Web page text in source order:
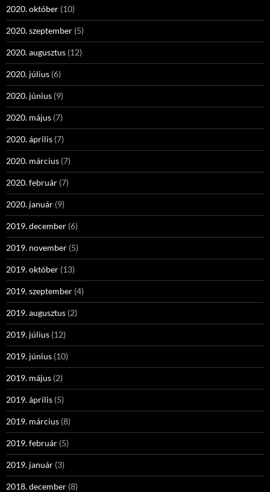
2020. október (10)
2020. szeptember (5)
2020. augusztus (12)
2020. július (6)
2020. június (9)
2020. május (7)
2020. április (7)
2020. március (7)
2020. február (7)
2020. január (9)
2019. december (6)
2019. november (5)
2019. október (13)
2019. szeptember (4)
2019. augusztus (2)
2019. július (12)
2019. június (10)
2019. május (2)
2019. április (5)
2019. március (8)
2019. február (5)
2019. január (3)
2018. december (8)